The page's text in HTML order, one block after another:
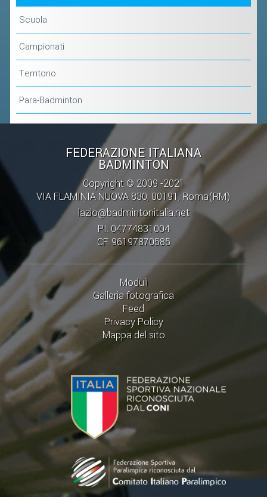
Scuola
Campionati
Territorio
Para-Badminton
FEDERAZIONE ITALIANA
BADMINTON
Copyright © 2009 -2021
VIA FLAMINIA NUOVA 830, 00191, Roma(RM)
lazio@badmintonitalia.net
PI: 04774831004
CF: 96197870585
Moduli
Galleria fotografica
Feed
Privacy Policy
Mappa del sito